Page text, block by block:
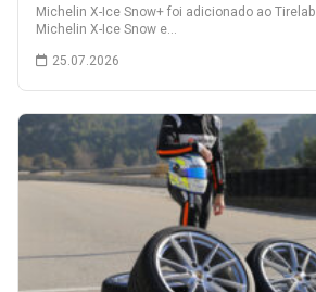
Michelin X-Ice Snow+ foi adicionado ao
Michelin X-Ice Snow e…
25.07.2026